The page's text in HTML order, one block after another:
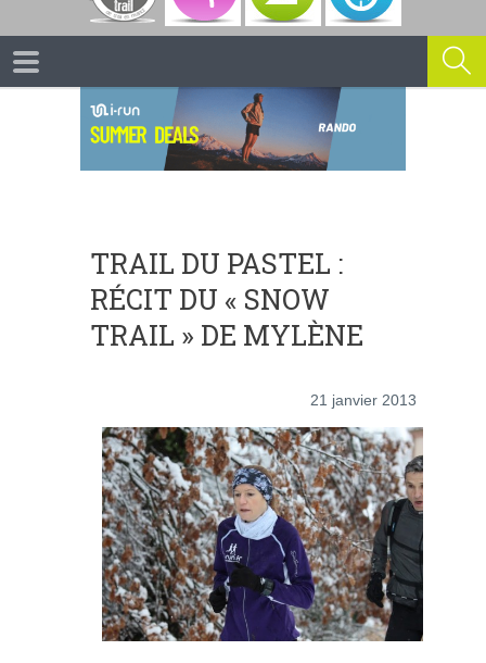
TRAIL DU PASTEL :
RÉCIT DU « SNOW
TRAIL » DE MYLÈNE
21 janvier 2013